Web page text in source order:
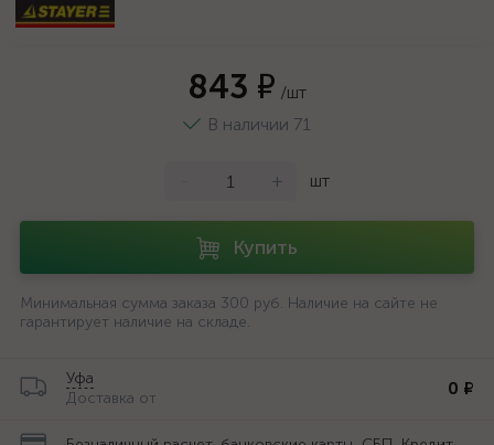
843 ₽ /шт
В наличии 71
+ шт
Купить
Минимальная сумма заказа 300 руб. Наличие на сайте не
гарантирует наличие на складе.
Уфа
Доставка от
0 ₽